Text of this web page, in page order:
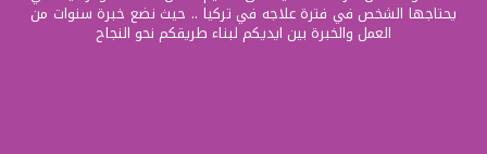
يحتاجها الشخص في فترة علاجه في تركيا .. حيث نضع خبرة سنوات من
العمل والخبرة بين ايديكم لبناء طريقكم نحو النجاح